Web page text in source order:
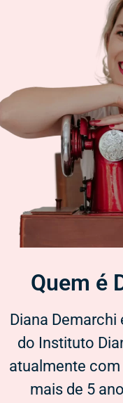
Quem é
Diana
do Instituto
atualmente com
mais de 5